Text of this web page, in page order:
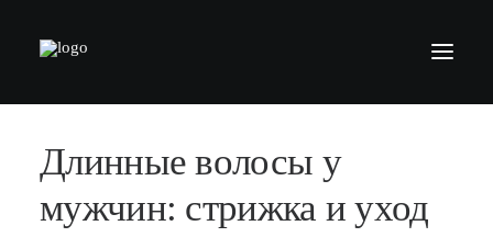
БАРБЕРШОПЫ
Длинные волосы у
мужчин: стрижка и уход